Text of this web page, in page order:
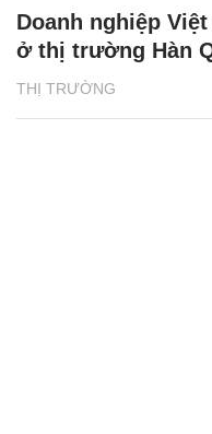
THỊ TRƯỜNG
Doanh nghiệp
ở thị trường Hàn